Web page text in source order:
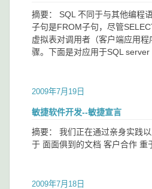
摘要： SQL 不同于与其他编程
子句是FROM子句，尽管
虚拟表对调用者（客户端应用
骤。下面是对应用于SQL
2009年7月19日
敏捷软件开发--敏捷宣言
摘要： 我们正在通过亲身实践
于 面面俱到的文档 客户合作 重
2009年7月18日